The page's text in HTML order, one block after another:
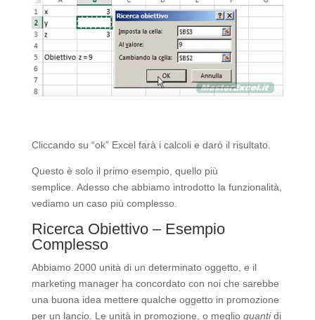
Cliccando su “ok” Excel farà i calcoli e darò il risultato.
Questo è solo il primo esempio, quello più
semplice. Adesso che abbiamo introdotto la funzionalità,
vediamo un caso più complesso.
Ricerca Obiettivo – Esempio
Complesso
Abbiamo 2000 unità di un determinato oggetto, e il
marketing manager ha concordato con noi che sarebbe
una buona idea mettere qualche oggetto in promozione
per un lancio. Le unità in promozione, o meglio quantidi